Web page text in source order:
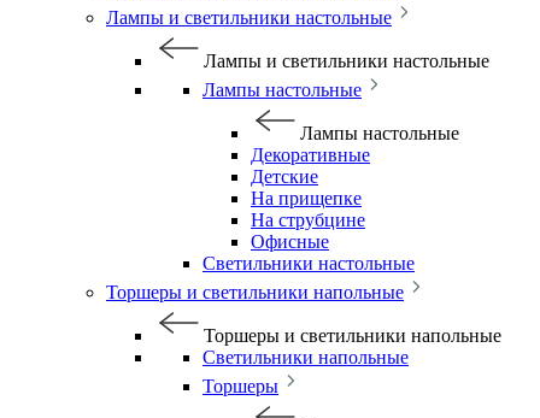
Лампы и светильники настольные
Лампы и светильники настольные
Лампы настольные
Лампы настольные
Декоративные
Детские
На прищепке
На струбцине
Офисные
Светильники настольные
Торшеры и светильники напольные
Торшеры и светильники напольные
Светильники напольные
Торшеры